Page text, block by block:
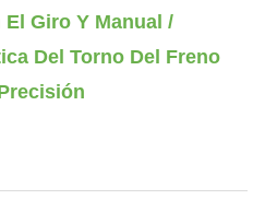
Giro Y Manual /
Del Torno Del Freno